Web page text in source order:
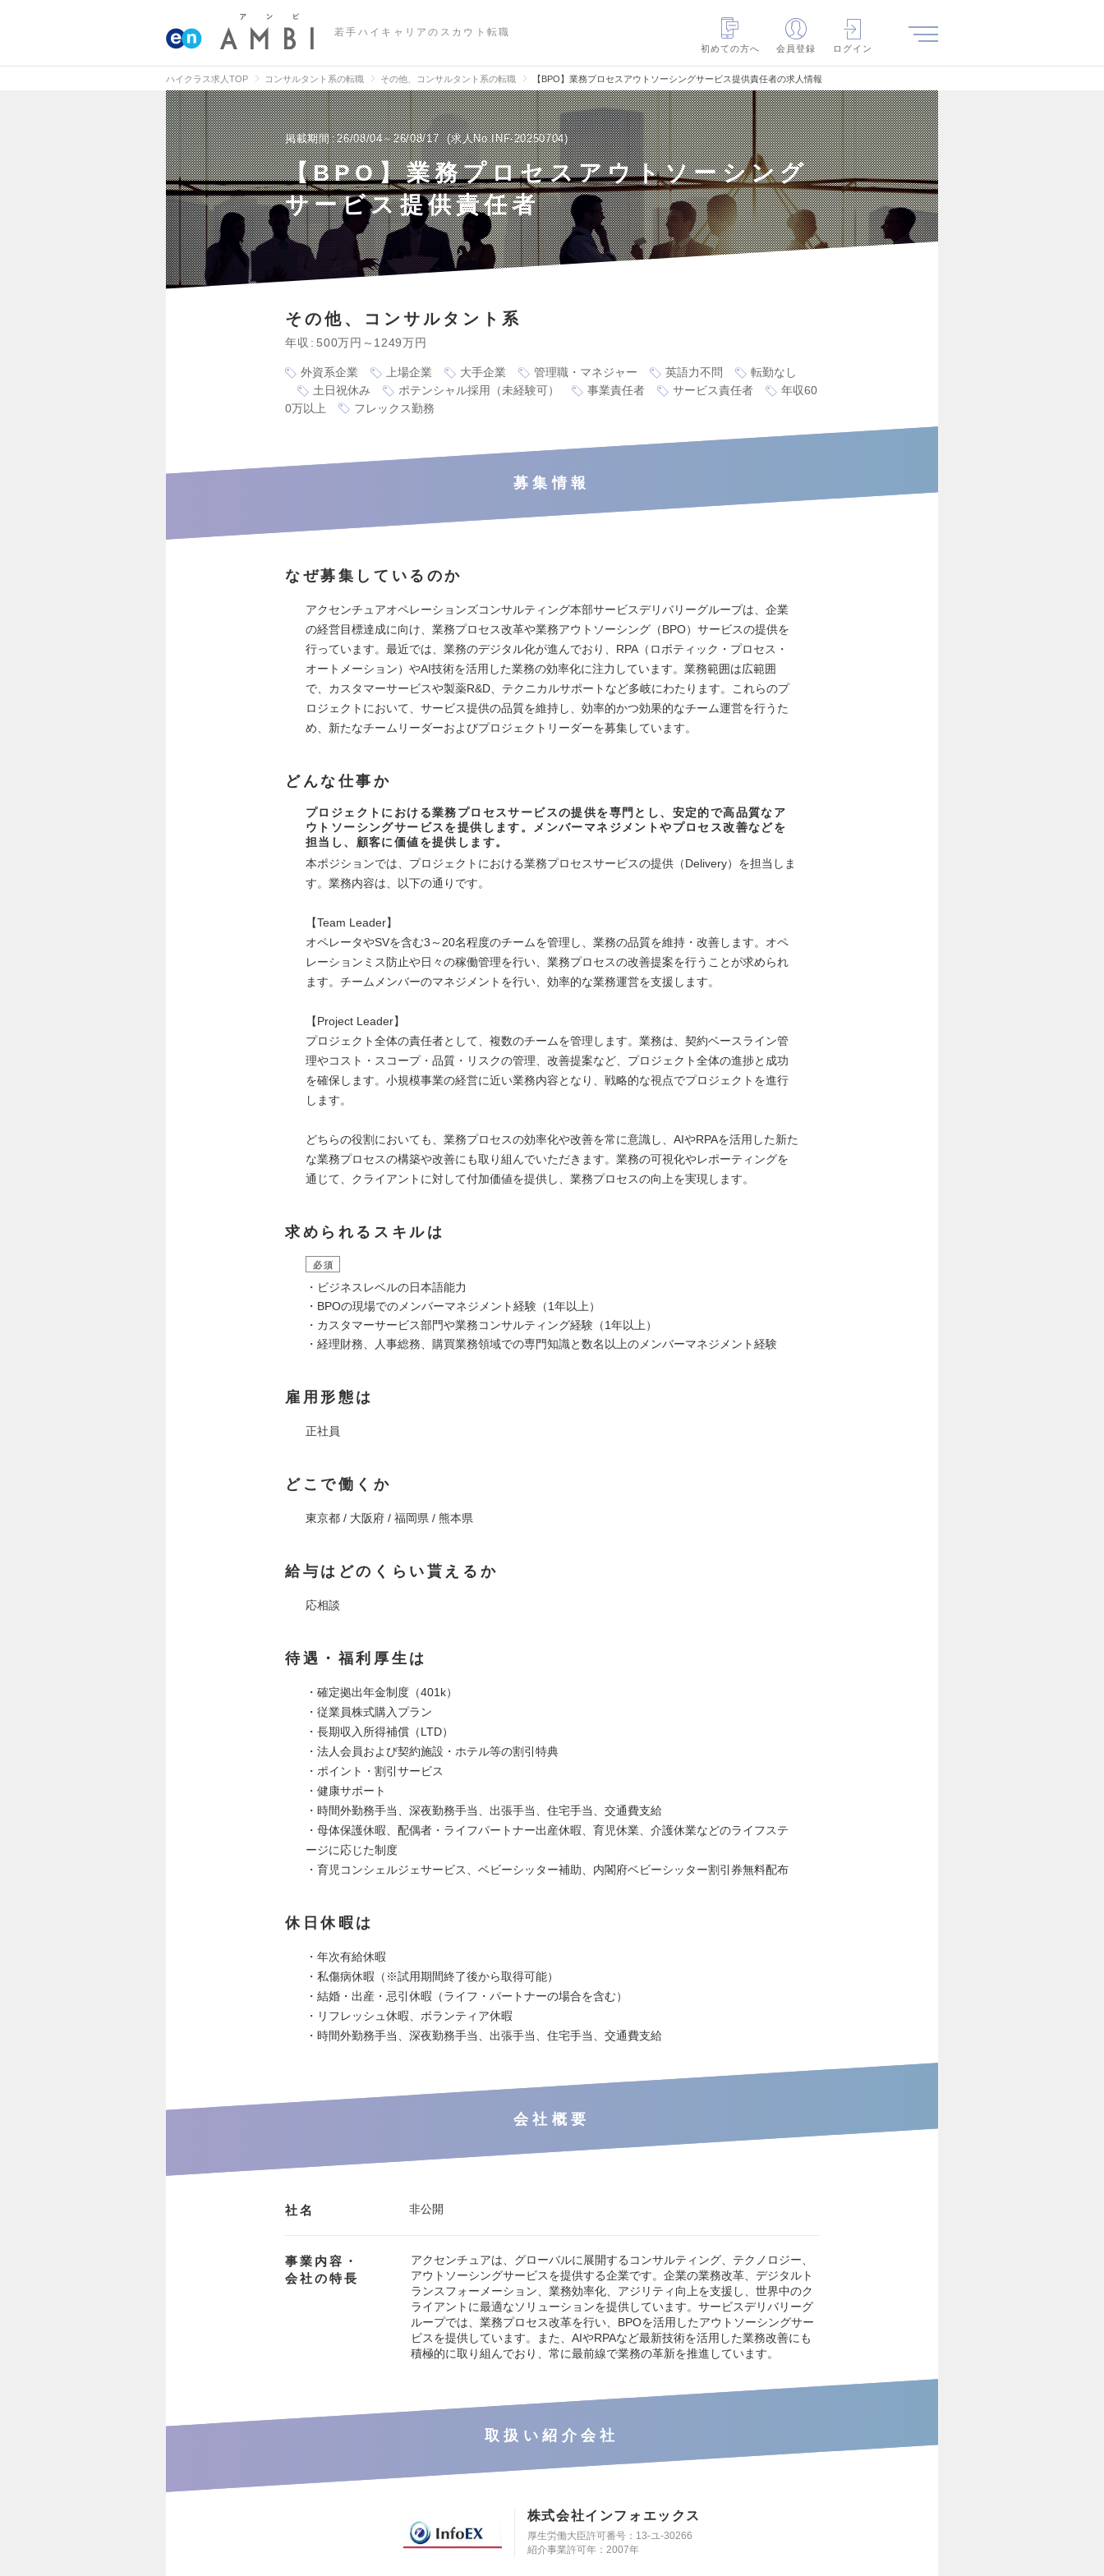
若手ハイキャリアのスカウト転職
初めての方へ
会員登録 ログイン
ハイクラス求人TOP コンサルタント系の転職 その他、コンサルタント系の転職 【BPO】業務プロセスアウトソーシングサービス提供責任者の求人情報
掲載期間 26/08/04～26/08/17 求人No.INF-20250704
【BPO】業務プロセスアウトソーシング
サービス提供責任者
その他、コンサルタント系
年収 500万円～1249万円
外資系企業 上場企業 大手企業 管理職・マネジャー 英語力不問
転勤なし
土日祝休み
ポテンシャル採用（未経験可） 事業責任者 サービス責任者
年収60
0万以上
フレックス勤務
募集情報
なぜ募集しているのか
アクセンチュアオペレーションズコンサルティング本部サービスデリバリーグループは、企業
の経営目標達成に向け、業務プロセス改革や業務アウトソーシング（BPO）サービスの提供を
行っています。最近では、業務のデジタル化が進んでおり、RPA（ロボティック・プロセス・
オートメーション）やAI技術を活用した業務の効率化に注力しています。業務範囲は広範囲
で、カスタマーサービスや製薬R&D、テクニカルサポートなど多岐にわたります。これらのプ
ロジェクトにおいて、サービス提供の品質を維持し、効率的かつ効果的なチーム運営を行うた
め、新たなチームリーダーおよびプロジェクトリーダーを募集しています。
どんな仕事か
プロジェクトにおける業務プロセスサービスの提供を専門とし、安定的で高品質なア
ウトソーシングサービスを提供します。メンバーマネジメントやプロセス改善などを
担当し、顧客に価値を提供します。
本ポジションでは、プロジェクトにおける業務プロセスサービスの提供（Delivery）を担当しま
す。業務内容は、以下の通りです。
【Team Leader】
オペレータやSVを含む3～20名程度のチームを管理し、業務の品質を維持・改善します。オペ
レーションミス防止や日々の稼働管理を行い、業務プロセスの改善提案を行うことが求められ
ます。チームメンバーのマネジメントを行い、効率的な業務運営を支援します。
【Project Leader】
プロジェクト全体の責任者として、複数のチームを管理します。業務は、契約ベースライン管
理やコスト・スコープ・品質・リスクの管理、改善提案など、プロジェクト全体の進捗と成功
を確保します。小規模事業の経営に近い業務内容となり、戦略的な視点でプロジェクトを進行
します。
どちらの役割においても、業務プロセスの効率化や改善を常に意識し、AIやRPAを活用した新た
な業務プロセスの構築や改善にも取り組んでいただきます。業務の可視化やレポーティングを
通じて、クライアントに対して付加価値を提供し、業務プロセスの向上を実現します。
求められるスキルは
必須
・ビジネスレベルの日本語能力
・BPOの現場でのメンバーマネジメント経験（1年以上）
・カスタマーサービス部門や業務コンサルティング経験（1年以上）
・経理財務、人事総務、購買業務領域での専門知識と数名以上のメンバーマネジメント経験
雇用形態は
正社員
どこで働くか
東京都 / 大阪府 / 福岡県 / 熊本県
給与はどのくらい貰えるか
応相談
待遇・福利厚生は
・確定拠出年金制度（401k）
・従業員株式購入プラン
・長期収入所得補償（LTD）
・法人会員および契約施設・ホテル等の割引特典
・ポイント・割引サービス
・健康サポート
・時間外勤務手当、深夜勤務手当、出張手当、住宅手当、交通費支給
・母体保護休暇、配偶者・ライフパートナー出産休暇、育児休業、介護休業などのライフステ
ージに応じた制度
・育児コンシェルジェサービス、ベビーシッター補助、内閣府ベビーシッター割引券無料配布
休日休暇は
・年次有給休暇
・私傷病休暇（※試用期間終了後から取得可能）
・結婚・出産・忌引休暇（ライフ・パートナーの場合を含む）
・リフレッシュ休暇、ボランティア休暇
・時間外勤務手当、深夜勤務手当、出張手当、住宅手当、交通費支給
会社概要
社名 非公開
事業内容・
会社の特長
アクセンチュアは、グローバルに展開するコンサルティング、テクノロジー、
アウトソーシングサービスを提供する企業です。企業の業務改革、デジタルト
ランスフォーメーション、業務効率化、アジリティ向上を支援し、世界中のク
ライアントに最適なソリューションを提供しています。サービスデリバリーグ
ループでは、業務プロセス改革を行い、BPOを活用したアウトソーシングサー
ビスを提供しています。また、AIやRPAなど最新技術を活用した業務改善にも
積極的に取り組んでおり、常に最前線で業務の革新を推進しています。
取扱い紹介会社
株式会社インフォエックス
厚生労働大臣許可番号：13-ユ-30266
紹介事業許可年：2007年